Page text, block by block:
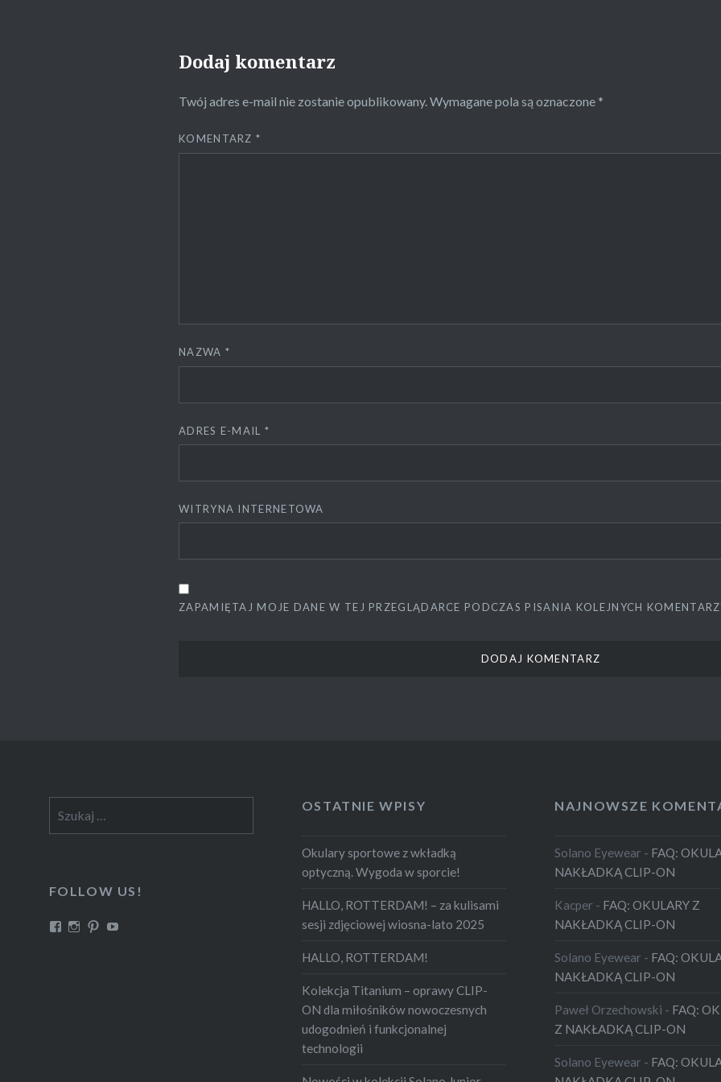
Dodaj komentarz
Twój adres e-mail nie zostanie opublikowany.Wymagane pola są oznaczone *
KOMENTARZ*
NAZWA *
ADRES E-MAIL *
WITRYNA INTERNETOWA
ZAPAMIĘTAJ MOJE DANE W TEJ PRZEGLĄDARCE PODCZAS PISANIA KOLEJNYCH
OSTATNIE WPISY
Okulary sportowe z wkładką
optyczną. Wygoda w sporcie!
HALLO, ROTTERDAM! – za kulisami
sesji zdjęciowej wiosna-lato 2025
HALLO, ROTTERDAM!
Kolekcja Titanium – oprawy CLIP-
ON dla miłośników nowoczesnych
udogodnień i funkcjonalnej
technologii
NAJNOWSZE
Solano Eyewear - FAQ:
NAKŁADKĄ CLIP-ON
Kacper - FAQ: OKULARY Z
NAKŁADKĄ CLIP-ON
Solano Eyewear - FAQ:
NAKŁADKĄ CLIP-ON
Paweł Orzechowski - FAQ:
Z NAKŁADKĄ CLIP-ON
Solano Eyewear - FAQ:
FOLLOW US!
ZobaczZobacz
ZobaczZobacz
UCZVfSKWPNmCM1WLuJhlZb9Q